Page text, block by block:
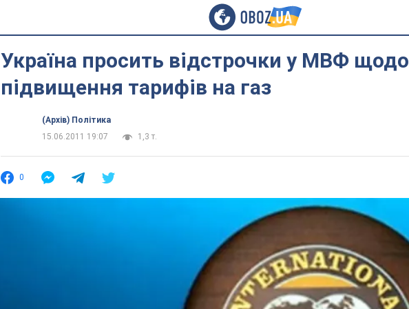
Україна просить відстрочки у МВФ щодо
підвищення тарифів на газ
(Архів) Політика
15.06.2011 19:07
1,3 т.
0